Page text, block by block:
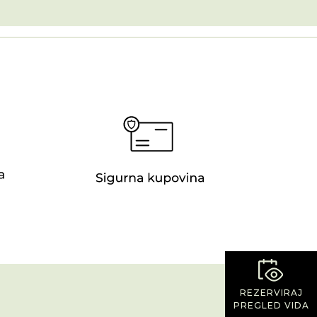
REZERVIRAJ
PREGLED VIDA